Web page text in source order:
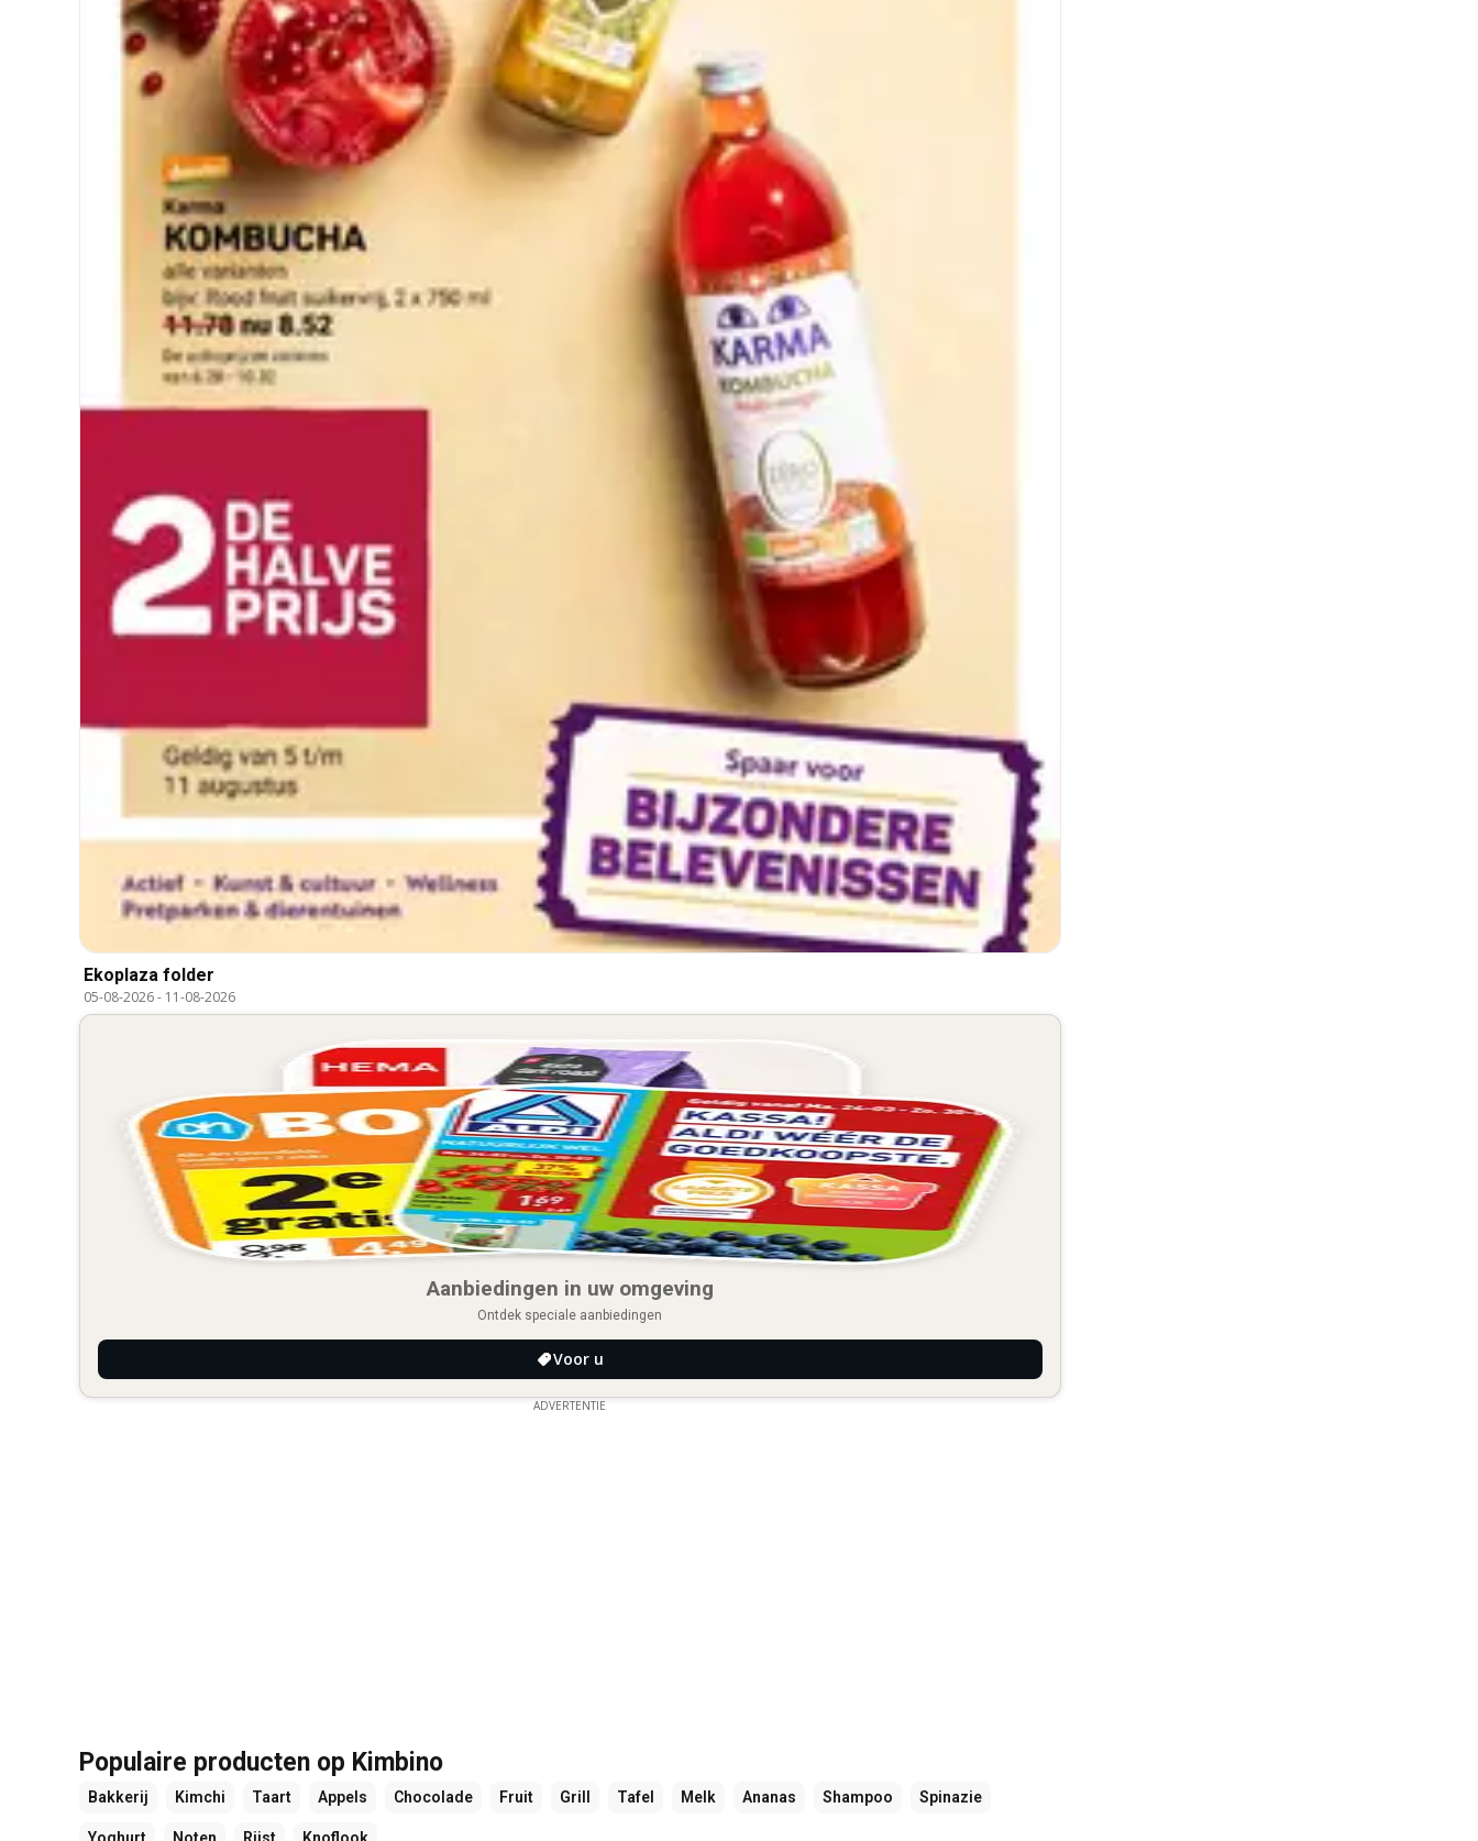
Ekoplaza folder
05-08-2026- 11-08-2026
Aanbiedingen in uw omgeving
Ontdek speciale aanbiedingen
Voor u
ADVERTENTIE
Populaire producten op Kimbino
Bakkerij Kimchi Taart Appels Chocolade Fruit Grill Tafel Melk Ananas Shampoo Spinazie